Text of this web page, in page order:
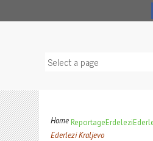
HomeReportageErdelezi
Ederlezi Kraljevo